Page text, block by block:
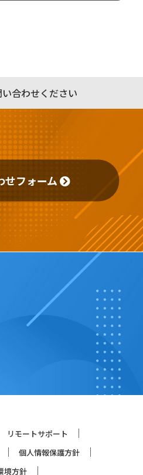
合わせください
せフォーム
リモートサポート
個人情報保護方針
境方針